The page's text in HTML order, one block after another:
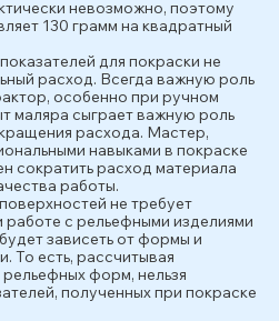
невозможно, поэтому
130 грамм на квадратный
для покраски не
расход. Всегда важную роль
особенно при ручном
маляра сыграет важную роль
расхода. Мастер,
навыками в покраске
сократить расход материала
работы.
не требует
с рельефными изделиями
зависеть от формы и
То есть, рассчитывая
форм, нельзя
полученных при покраске